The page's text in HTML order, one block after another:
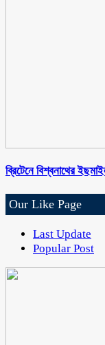
ব্রিটেনে বিশ্বনাথের
Our Like Page
Last Update
Popular Post